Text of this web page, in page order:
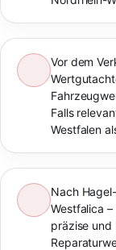
Vor dem
Falls
Westfalen
Nach
Westfalica
präzise und